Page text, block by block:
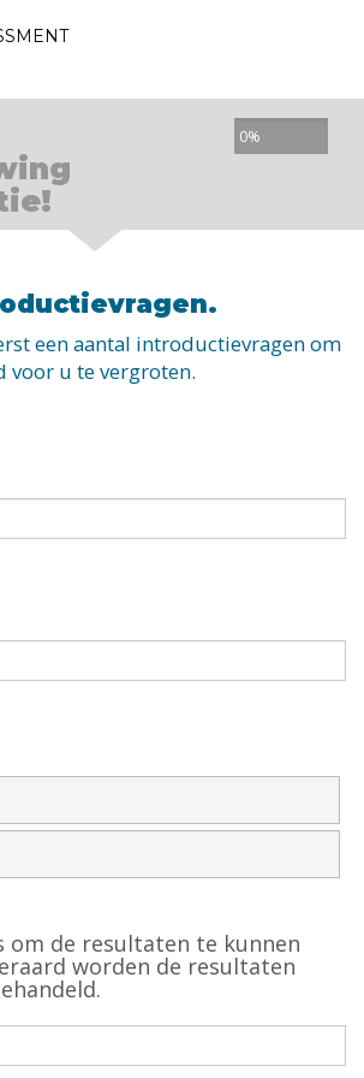
0%
een aantal introductievragen om
voor u te vergroten.
om de resultaten te kunnen
worden de resultaten